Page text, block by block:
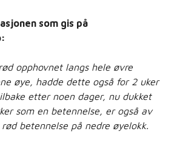
som gis på
opphovnet langs hele øvre
øye, hadde dette også for 2 uker
etter noen dager, nu dukket
som en betennelse, er også av
betennelse på nedre øyelokk.